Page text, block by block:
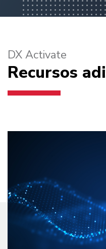
DX Activate
Recursos